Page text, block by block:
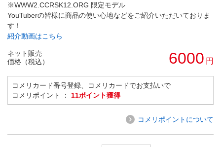
※WWW2.CCRSK12.ORG 限定モデル
YouTuberの皆様に商品の使い心地などをご紹介いただいておりま
す！
紹介動画はこちら
ネット販売
価格（税込）
6000 円
コメリカード番号登録、コメリカードでお支払いで
コメリポイント ： 11ポイント獲得
コメリポイントについて